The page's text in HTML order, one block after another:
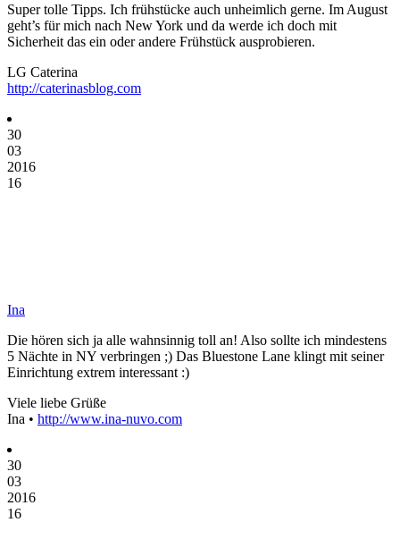
Super tolle Tipps. Ich frühstücke auch unheimlich gerne. Im August
geht’s für mich nach New York und da werde ich doch mit
Sicherheit das ein oder andere Frühstück ausprobieren.
LG Caterina
http://caterinasblog.com
30
03
2016
16
Ina
Die hören sich ja alle wahnsinnig toll an! Also sollte ich mindestens
5 Nächte in NY verbringen ;) Das Bluestone Lane klingt mit seiner
Einrichtung extrem interessant :)
Viele liebe Grüße
Ina • http://www.ina-nuvo.com
30
03
2016
16